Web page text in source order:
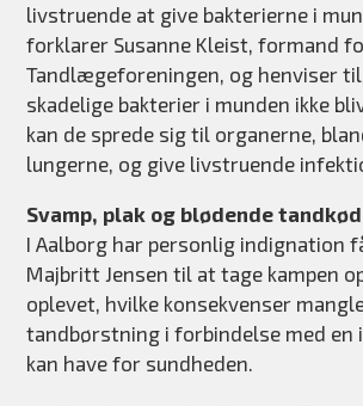
livstruende at give bakterierne i
forklarer Susanne Kleist, formand
Tandlægeforeningen, og henviser
skadelige bakterier i munden ikke
kan de sprede sig til organerne,
lungerne, og give livstruende
Svamp, plak og blødende tandkød
I Aalborg har personlig indignation
Majbritt Jensen til at tage kampen
oplevet, hvilke konsekvenser
tandbørstning i forbindelse med
kan have for sundheden.